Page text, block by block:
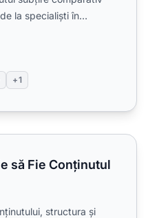
la specialiști în
+1
pentru Citări AI?
să Fie Conținutul
structura și